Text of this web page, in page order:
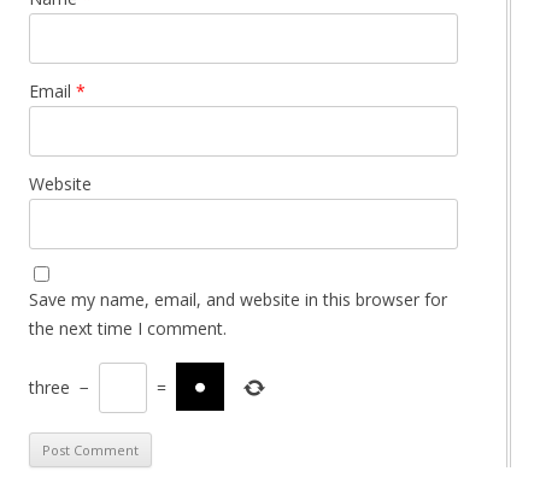
Email *
Website
Save my name, email, and website in this browser for
the next time I comment.
three − =